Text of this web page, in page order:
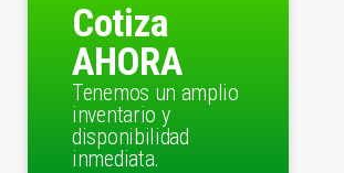
Cotiza
AHORA
Tenemos un amplio
inventario y
disponibilidad
inmediata.